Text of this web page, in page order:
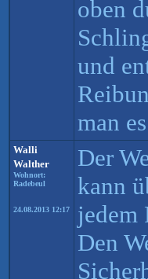
oben
und
man
Walli
Walther
Wohnort:
Radebeul
24.08.2013 12:17
Der
kann
jedem
Den